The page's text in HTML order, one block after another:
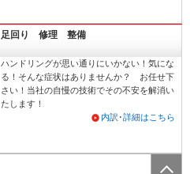
足回り 修理 整備
ハンドリングが思い通りにいかない！気にな
る！そんな症状はありませんか？ お任せ下
さい！当社の自慢の技術でその不安を解消い
たします！
内訳･詳細はこちら